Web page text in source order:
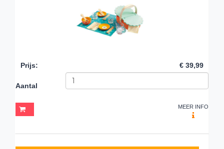
Prijs: € 39,99
Aantal
MEER INFO